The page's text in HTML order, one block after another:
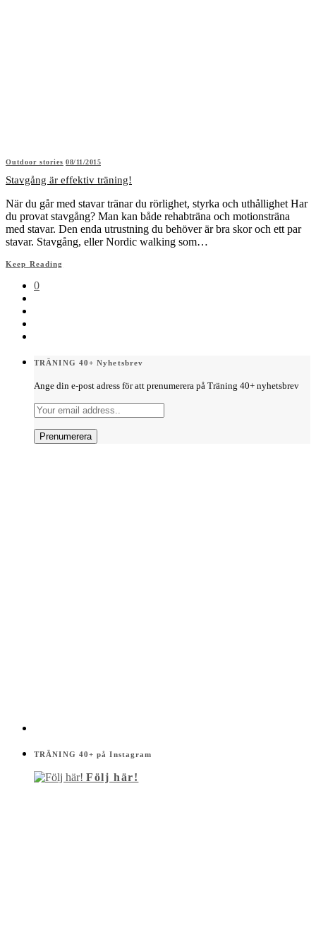
Outdoor stories 08/11/2015
Stavgång är effektiv träning!
När du går med stavar tränar du rörlighet, styrka och uthållighet Har
du provat stavgång? Man kan både rehabträna och motionsträna
med stavar. Den enda utrustning du behöver är bra skor och ett par
stavar. Stavgång, eller Nordic walking som…
Keep Reading
0
TRÄNING 40+ Nyhetsbrev
Ange din e-post adress för att prenumerera på Träning 40+ nyhetsbrev
TRÄNING 40+ på Instagram
Följ här!